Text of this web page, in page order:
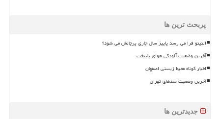
پربحث ترین ها
النینو فرا می رسد پاییز سال جاری پرچالش می شود؟
آخرین وضعیت آلودگی هوای پایتخت
اخبار کوتاه محیط زیستی اصفهان
آخرین وضعیت سدهای تهران
جدیدترین ها